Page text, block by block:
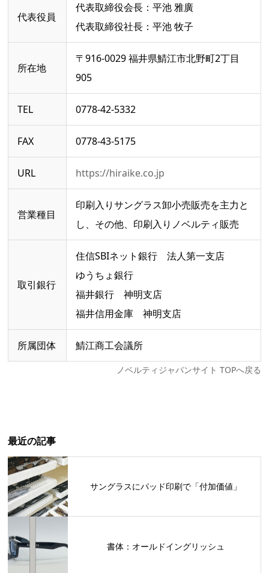
代表役員
代表取締役会長：平池 雅廣
代表取締役社長：平池 牧子
所在地
〒916-0029 福井県鯖江市北野町2丁目
905
TEL 0778-42-5332
FAX 0778-43-5175
URL https://hiraike.co.jp
営業種目
印刷入りサングラス卸小売販売を主力と
し、その他、印刷入りノベルティ販売
取引銀行
住信SBIネット銀行 法人第一支店
ゆうちょ銀行
福井銀行 神明支店
福井信用金庫 神明支店
所属団体 鯖江商工会議所
ノベルティジャパンサイト TOPへ戻る
最近の記事
サングラスにパッド印刷で「付加価値」
書体：オールドイングリッシュ